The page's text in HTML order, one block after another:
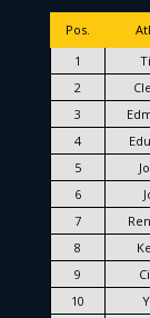
Pos.
1
2
3
4
5
6
7
8
9
10